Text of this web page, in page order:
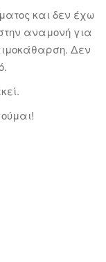
και δεν έχω
αναμονή για
Δεν